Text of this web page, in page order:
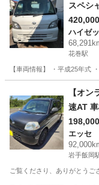
スペシ
ハイゼ
花巻駅
【車両情報】 ・平成25年式
花巻駅
【オ
速AT
エッセ
岩手飯岡
ご覧くださり、ありがとう